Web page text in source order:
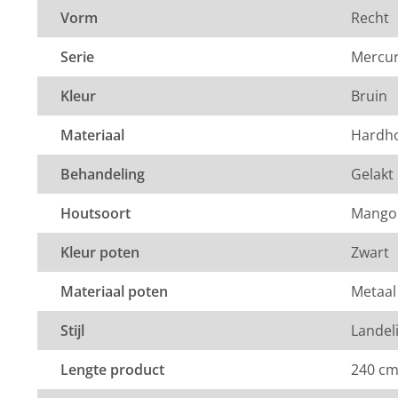
Weinig onderhoud
. Bij ons
de laagste prijsgarantie op al onze
. Voor meer
terecht in onzeshowroomvan 1200m² in Vianen, 10
Utrecht.
Vorm
Recht
Serie
Kleur
Bruin
Materiaal
Behandeling
Gelakt
Houtsoort
Mango
Kleur poten
Zwart
Materiaal poten
Metaal
Stijl
Lengte product
240 cm